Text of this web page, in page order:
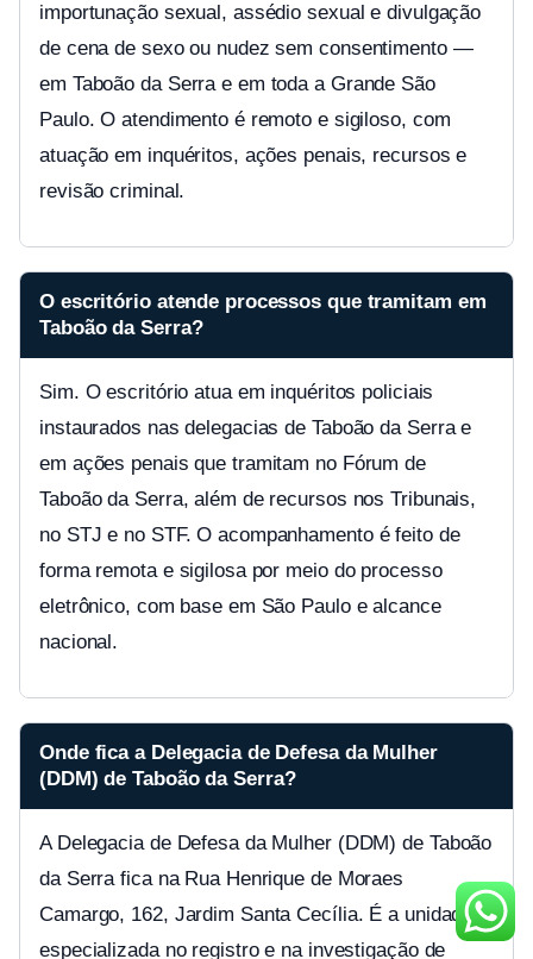
importunação sexual, assédio sexual e divulgação
de cena de sexo ou nudez sem consentimento —
em Taboão da Serra e em toda a Grande São
Paulo. O atendimento é remoto e sigiloso, com
atuação em inquéritos, ações penais, recursos e
revisão criminal.
O escritório atende processos que tramitam em
Taboão da Serra?
Sim. O escritório atua em inquéritos policiais
instaurados nas delegacias de Taboão da Serra e
em ações penais que tramitam no Fórum de
Taboão da Serra, além de recursos nos Tribunais,
no STJ e no STF. O acompanhamento é feito de
forma remota e sigilosa por meio do processo
eletrônico, com base em São Paulo e alcance
nacional.
Onde fica a Delegacia de Defesa da Mulher
(DDM) de Taboão da Serra?
A Delegacia de Defesa da Mulher (DDM) de Taboão
da Serra fica na Rua Henrique de Moraes
Camargo, 162, Jardim Santa Cecília. É a unidade
especializada no registro e na investigação de